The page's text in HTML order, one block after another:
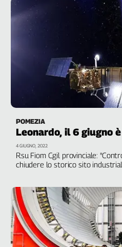
redazione
Newsletter
Social
POMEZIA
Leonardo, il 6 giugno
Rsu Fiom Cgil provinciale:
chiudere lo storico sito
4 GIUGNO, 2022